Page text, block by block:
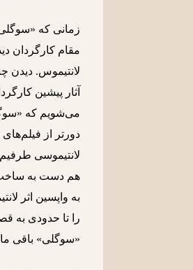
زمانی که
مقام کارگردان
لانتیموس. دیدن
آثار پیشین
می‌شویم که
دورتر از
لانتیموسی
هم دست به ساخت
به واپسین اثر
را تا حدودی به
«سوگلی» باقی